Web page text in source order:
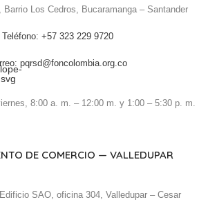
Barrio Los Cedros, Bucaramanga – Santander
Teléfono: +57 323 229 9720
pqrsd@foncolombia.org.co
8:00 a. m. – 12:00 m. y 1:00 – 5:30 p. m.
DE COMERCIO — VALLEDUPAR
SAO, oficina 304, Valledupar – Cesar